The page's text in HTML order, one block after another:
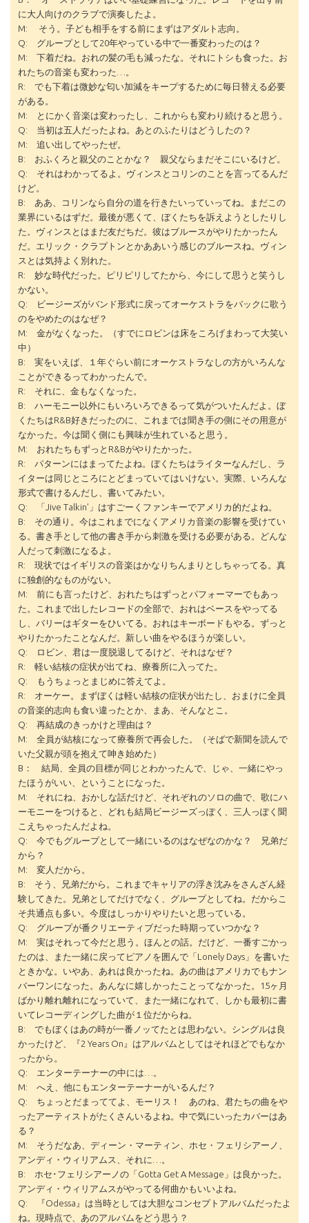
に大人向けのクラブで演奏したよ。
M: そう。子ども相手をする前にまずはアダルト志向。
Q: グループとして20年やっている中で一番変わったのは？
M: 下着だね。おれの髪の毛も減ったな。それにトシも食った。お
れたちの音楽も変わった…。
R: でも下着は微妙な匂い加減をキープするために毎日替える必要
がある。
M: とにかく音楽は変わったし、これからも変わり続けると思う。
Q: 当初は五人だったよね。あとのふたりはどうしたの？
M: 追い出してやったぜ。
B: おふくろと親父のことかな？ 親父ならまだそこにいるけど。
Q: それはわかってるよ。ヴィンスとコリンのことを言ってるんだ
けど。
B: ああ、コリンなら自分の道を行きたいっていってね。まだこの
業界にいるはずだ。最後が悪くて、ぼくたちを訴えようとしたりし
た。ヴィンスとはまだ友だちだ。彼はブルースがやりたかったん
だ。エリック・クラプトンとかああいう感じのブルースね。ヴィン
スとは気持よく別れた。
R: 妙な時代だった。ピリピリしてたから、今にして思うと笑うし
かない。
Q: ビージーズがバンド形式に戻ってオーケストラをバックに歌う
のをやめたのはなぜ？
M: 金がなくなった。（すでにロビンは床をころげまわって大笑い
中）
B: 実をいえば、１年ぐらい前にオーケストラなしの方がいろんな
ことができるってわかったんで。
R: それに、金もなくなった。
B: ハーモニー以外にもいろいろできるって気がついたんだよ。ぼ
くたちはR&B好きだったのに、これまでは聞き手の側にその用意が
なかった。今は聞く側にも興味が生れていると思う。
M: おれたちもずっとR&Bがやりたかった。
R: パターンにはまってたよね。ぼくたちはライターなんだし、ラ
イターは同じところにとどまっていてはいけない。実際、いろんな
形式で書けるんだし、書いてみたい。
Q: 「Jive Talkin’」はすごーくファンキーでアメリカ的だよね。
B: その通り。今はこれまでになくアメリカ音楽の影響を受けてい
る。書き手として他の書き手から刺激を受ける必要がある。どんな
人だって刺激になるよ。
R: 現状ではイギリスの音楽はかなりちんまりとしちゃってる。真
に独創的なものがない。
M: 前にも言ったけど、おれたちはずっとパフォーマーでもあっ
た。これまで出したレコードの全部で、おれはベースをやってる
し、バリーはギターをひいてる。おれはキーボードもやる。ずっと
やりたかったことなんだ。新しい曲をやるほうが楽しい。
Q: ロビン、君は一度脱退してるけど、それはなぜ？
R: 軽い結核の症状が出てね、療養所に入ってた。
Q: もうちょっとまじめに答えてよ。
R: オーケー。まずぼくは軽い結核の症状が出たし、おまけに全員
の音楽的志向も食い違ったとか、まあ、そんなとこ。
Q: 再結成のきっかけと理由は？
M: 全員が結核になって療養所で再会した。（そばで新聞を読んで
いた父親が頭を抱えて呻き始めた）
B： 結局、全員の目標が同じとわかったんで、じゃ、一緒にやっ
たほうがいい、ということになった。
M: それにね、おかしな話だけど、それぞれのソロの曲で、歌にハ
ーモニーをつけると、どれも結局ビージーズっぽく、三人っぽく聞
こえちゃったんだよね。
Q: 今でもグループとして一緒にいるのはなぜなのかな？ 兄弟だ
から？
M: 変人だから。
B: そう、兄弟だから。これまでキャリアの浮き沈みをさんざん経
験してきた。兄弟としてだけでなく、グループとしてね。だからこ
そ共通点も多い。今度はしっかりやりたいと思っている。
Q: グループが番クリエーティブだった時期っていつかな？
M: 実はそれって今だと思う。ほんとの話。だけど、一番すごかっ
たのは、また一緒に戻ってピアノを囲んで「Lonely Days」を書いた
ときかな。いやあ、あれは良かったね。あの曲はアメリカでもナン
バーワンになった。あんなに嬉しかったことってなかった。15ヶ月
ばかり離れ離れになっていて、また一緒になれて、しかも最初に書
いてレコーディングした曲が１位だからね。
B: でもぼくはあの時が一番ノッてたとは思わない。シングルは良
かったけど、『2 Years On』はアルバムとしてはそれほどでもなか
ったから。
Q: エンターテーナーの中には…。
M: へえ、他にもエンターテーナーがいるんだ？
Q: ちょっとだまっててよ、モーリス！ あのね、君たちの曲をや
ったアーティストがたくさんいるよね。中で気にいったカバーはあ
る？
M: そうだなあ、ディーン・マーティン、ホセ・フェリシアーノ、
アンディ・ウィリアムス、それに…。
B: ホセ･フェリシアーノの「Gotta Get A Message」は良かった。
アンディ・ウィリアムスがやってる何曲かもいいよね。
Q: 『Odessa』は当時としては大胆なコンセプトアルバムだったよ
ね。現時点で、あのアルバムをどう思う？